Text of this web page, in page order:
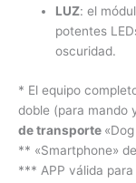
LUZ: el
potentes
oscuridad.
* El equipo
doble (para mando
de transporte
** «Smartphone»
*** APP válida para